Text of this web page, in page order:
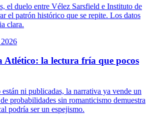
el duelo entre Vélez Sarsfield e Instituto de
el patrón histórico que se repite. Los datos
clara.
Atlético: la lectura fría que pocos
ni publicadas, la narrativa ya vende un
probabilidades sin romanticismo demuestra
podría ser un espejismo.